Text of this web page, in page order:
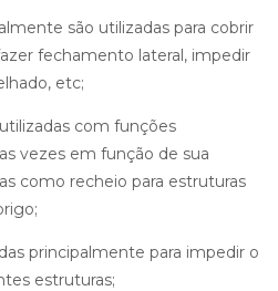
são utilizadas para cobrir
fechamento lateral, impedir
etc;
com funções
vezes em função de sua
como recheio para estruturas
principalmente para impedir o
estruturas;